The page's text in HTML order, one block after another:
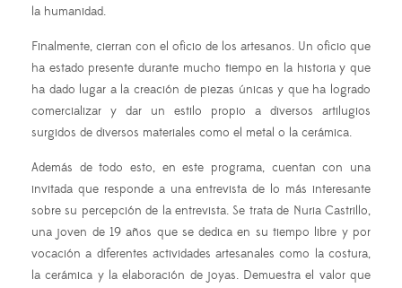
la humanidad.
Finalmente, cierran con el oficio de los artesanos. Un oficio que
ha estado presente durante mucho tiempo en la historia y que
ha dado lugar a la creación de piezas únicas y que ha logrado
comercializar y dar un estilo propio a diversos artilugios
surgidos de diversos materiales como el metal o la cerámica.
Además de todo esto, en este programa, cuentan con una
invitada que responde a una entrevista de lo más interesante
sobre su percepción de la entrevista. Se trata de Nuria Castrillo,
una joven de 19 años que se dedica en su tiempo libre y por
vocación a diferentes actividades artesanales como la costura,
la cerámica y la elaboración de joyas. Demuestra el valor que